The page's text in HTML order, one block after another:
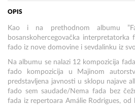
OPIS
Kao i na prethodnom albumu
bosanskohercegovačka interpretatorka
fado iz nove domovine i sevdalinku iz
Na albumu se nalazi 12 kompozicija
fado kompozicija u Majinom
predstavljena javnosti u sklopu najave
fado sem saudade/Nema fada bez
fada iz repertoara Amálie Rodrigues, od